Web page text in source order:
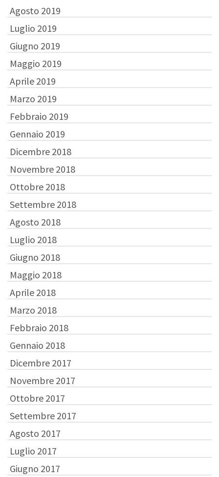
Agosto 2019
Luglio 2019
Giugno 2019
Maggio 2019
Aprile 2019
Marzo 2019
Febbraio 2019
Gennaio 2019
Dicembre 2018
Novembre 2018
Ottobre 2018
Settembre 2018
Agosto 2018
Luglio 2018
Giugno 2018
Maggio 2018
Aprile 2018
Marzo 2018
Febbraio 2018
Gennaio 2018
Dicembre 2017
Novembre 2017
Ottobre 2017
Settembre 2017
Agosto 2017
Luglio 2017
Giugno 2017